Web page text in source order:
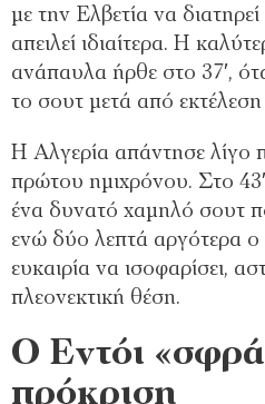
με την Ελβετία να
απειλεί ιδιαίτερα. Η
ανάπαυλα ήρθε στο 37′,
το σουτ μετά από
Η Αλγερία απάντησε λίγο
πρώτου ημιχρόνου. Στο
ένα δυνατό χαμηλό σουτ
ενώ δύο λεπτά αργότερα
ευκαιρία να ισοφαρίσει,
πλεονεκτική θέση.
Ο Εντόι
πρόκριση